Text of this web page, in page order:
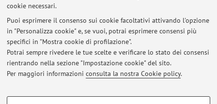
cookie necessari.
Puoi esprimere il consenso sui cookie facoltativi attivando l'opzione
in "Personalizza cookie" e, se vuoi, potrai esprimere consensi più
specifici in "Mostra cookie di profilazione".
Potrai sempre rivedere le tue scelte e verificare lo stato dei consensi
rientrando nella sezione "Impostazione cookie" del sito.
Per maggiori informazioni consulta la nostra Cookie policy.
COOKIE DI PROFILAZIONE - FACOLTATIVI
Ultimi avvisi
Al momento non sono presenti avvisi.